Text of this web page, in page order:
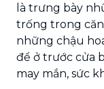
là trưng bày
trống trong căn
những chậu
để ở trước cửa
may mắn, sức